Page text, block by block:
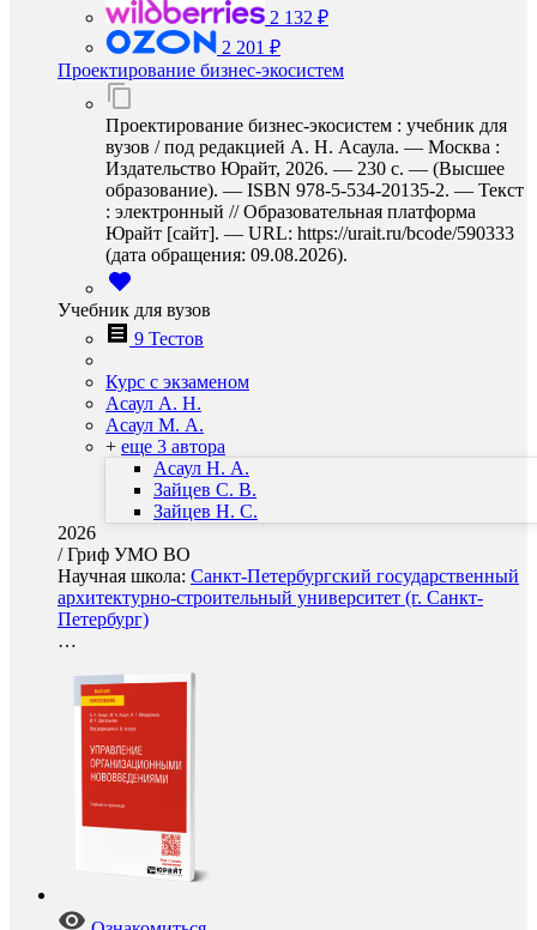
2 132 ₽
2 201 ₽
Проектирование бизнес-экосистем
Проектирование бизнес-экосистем : учебник для
вузов / под редакцией А. Н. Асаула. — Москва :
Издательство Юрайт, 2026. — 230 с. — (Высшее
образование). — ISBN 978-5-534-20135-2. — Текст
: электронный // Образовательная платформа
Юрайт [сайт]. — URL: https://urait.ru/bcode/590333
(дата обращения: 09.08.2026).
Учебник для вузов
9 Тестов
Курс с экзаменом
Асаул А. Н.
Асаул М. А.
+ еще 3 автора
Асаул Н. А.
Зайцев С. В.
Зайцев Н. С.
2026
/Гриф УМО ВО
Научная школа: Санкт-Петербургский государственный
архитектурно-строительный университет (г. Санкт-
Петербург)
…